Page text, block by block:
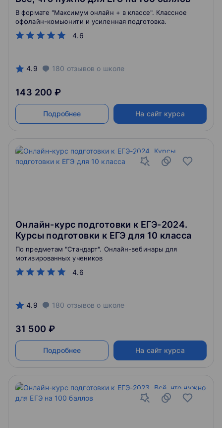
4.6
В формате "Максимум онлайн + в классе". Классное
оффлайн-комьюнити и усиленная подготовка.
4.9 180 отзывов о школе
143 200 ₽
Подробнее На сайт курса
Онлайн-курс подготовки к ЕГЭ-2024.
Курсы подготовки к ЕГЭ для 10 класса
4.6
По предметам "Стандарт". Онлайн-вебинары для
мотивированных учеников
4.9 180 отзывов о школе
31 500 ₽
Подробнее На сайт курса